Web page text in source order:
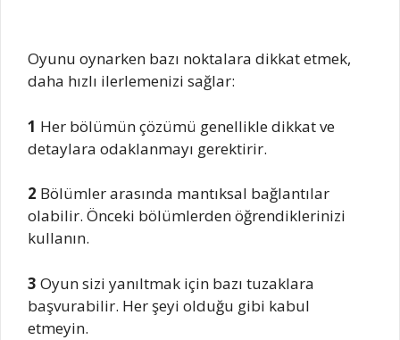
Oyunu oynarken bazı noktalara dikkat etmek,
daha hızlı ilerlemenizi sağlar:
1 Her bölümün çözümü genellikle dikkat ve
detaylara odaklanmayı gerektirir.
2 Bölümler arasında mantıksal bağlantılar
olabilir. Önceki bölümlerden öğrendiklerinizi
kullanın.
3 Oyun sizi yanıltmak için bazı tuzaklara
başvurabilir. Her şeyi olduğu gibi kabul
etmeyin.